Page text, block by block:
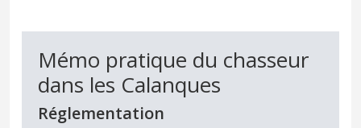
Mémo pratique du chasseur
dans les Calanques
Réglementation